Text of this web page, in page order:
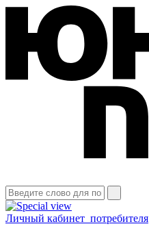
Личный кабинет потребителя